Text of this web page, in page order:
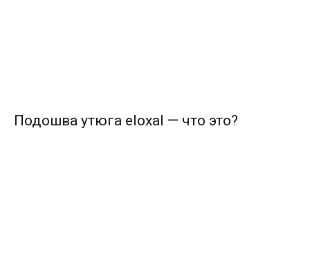
Подошва утюга eloxal — что это?